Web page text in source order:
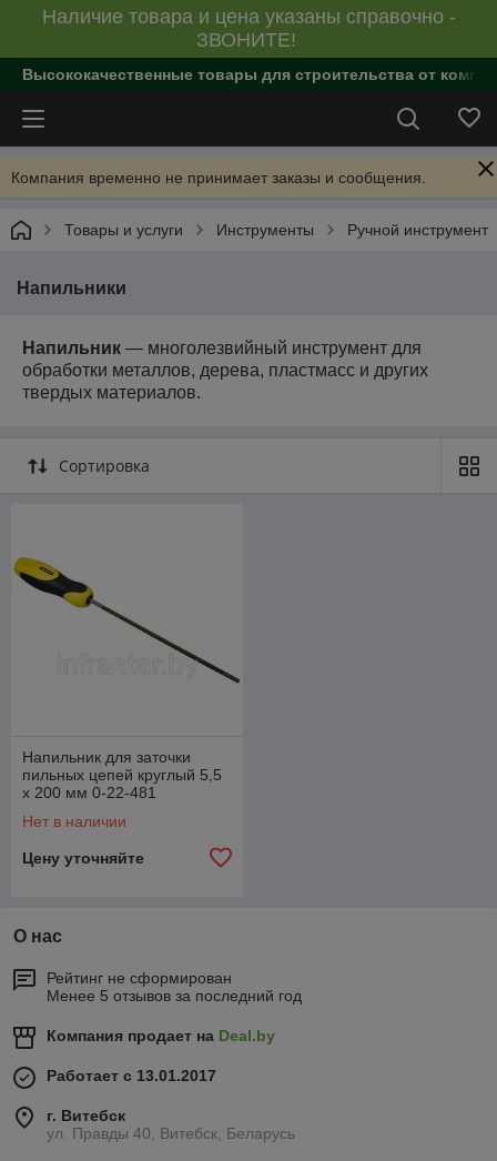
Наличие товара и цена указаны справочно -
ЗВОНИТЕ!
Высококачественные товары для строительства от
Компания временно не принимает заказы и сообщения.
Товары и услуги Инструменты Ручной инструмент
Напильники
Напильник — многолезвийный инструмент для
обработки металлов, дерева, пластмасс и других
твердых материалов.
Сортировка
Напильник для заточки
пильных цепей круглый 5,5
х 200 мм 0-22-481
Нет в наличии
Цену уточняйте
О нас
Рейтинг не сформирован
Менее 5 отзывов за последний год
Компания продает на Deal.by
Работает с 13.01.2017
г. Витебск
ул. Правды 40, Витебск, Беларусь